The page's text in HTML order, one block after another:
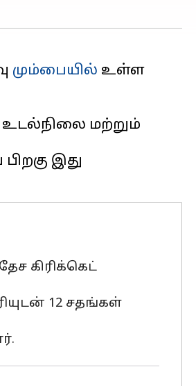
மும்பையில் உள்ள
மற்றும்
இது
கிரிக்கெட்
12 சதங்கள்